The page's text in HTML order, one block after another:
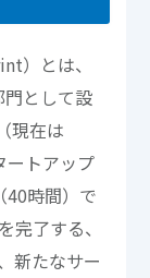
）とは、
として設
現在は
ートアップ
40時間）で
完了する、
新たなサー